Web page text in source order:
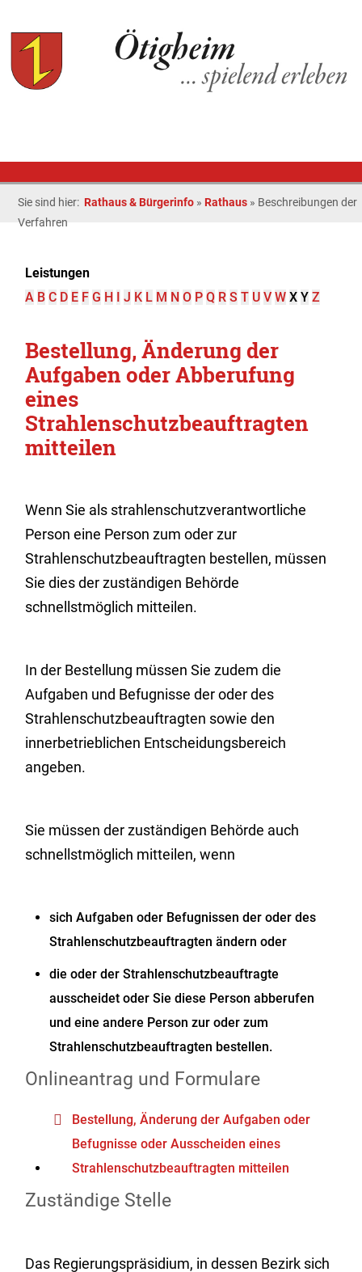
Sie sind hier: Rathaus & Bürgerinfo » Rathaus » Beschreibungen der
Verfahren
Leistungen
A B C D E F G H I J K L M N O P Q R S T U V W X Y Z
Bestellung, Änderung der
Aufgaben oder Abberufung
eines
Strahlenschutzbeauftragten
mitteilen
Wenn Sie als strahlenschutzverantwortliche
Person eine Person zum oder zur
Strahlenschutzbeauftragten bestellen, müssen
Sie dies der zuständigen Behörde
schnellstmöglich mitteilen.
In der Bestellung müssen Sie zudem die
Aufgaben und Befugnisse der oder des
Strahlenschutzbeauftragten sowie den
innerbetrieblichen Entscheidungsbereich
angeben.
Sie müssen der zuständigen Behörde auch
schnellstmöglich mitteilen, wenn
sich Aufgaben oder Befugnissen der oder des
Strahlenschutzbeauftragten ändern oder
die oder der Strahlenschutzbeauftragte
ausscheidet oder Sie diese Person abberufen
und eine andere Person zur oder zum
Strahlenschutzbeauftragten bestellen.
Onlineantrag und Formulare
Bestellung, Änderung der Aufgaben oder
Befugnisse oder Ausscheiden eines
Strahlenschutzbeauftragten mitteilen
Zuständige Stelle
Das Regierungspräsidium, in dessen Bezirk sich